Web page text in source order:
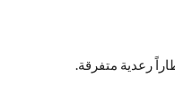
رعدية متفرقة.